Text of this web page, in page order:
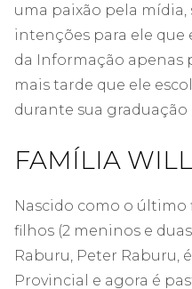
uma paixão pela
intenções para ele que
da Informação apenas
mais tarde que ele
durante sua graduação
FAMÍLIA
Nascido como o
filhos (2 meninos e
Raburu, Peter Raburu,
Provincial e agora é